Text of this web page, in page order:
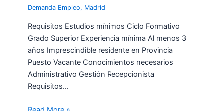
Demanda Empleo, Madrid
Requisitos Estudios mínimos Ciclo Formativo
Grado Superior Experiencia mínima Al menos 3
años Imprescindible residente en Provincia
Puesto Vacante Conocimientos necesarios
Administrativo Gestión Recepcionista
Requisitos…